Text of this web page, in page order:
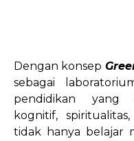
Dengan konsep
sebagai
pendidikan yang
kognitif,
tidak hanya belajar